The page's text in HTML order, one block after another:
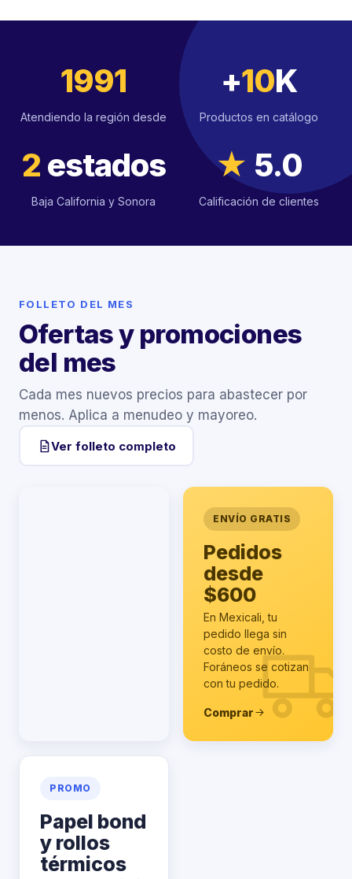
1991
Atendiendo la región desde
+10K
Productos en catálogo
2 estados
Baja California y Sonora
★ 5.0
Calificación de clientes
FOLLETO DEL MES
Ofertas y promociones
del mes
Cada mes nuevos precios para abastecer por
menos. Aplica a menudeo y mayoreo.
Ver folleto completo
ENVÍO GRATIS
Pedidos
desde
$600
En Mexicali, tu
pedido llega sin
costo de envío.
Foráneos se cotizan
con tu pedido.
Comprar
PROMO
Papel bond
y rollos
térmicos